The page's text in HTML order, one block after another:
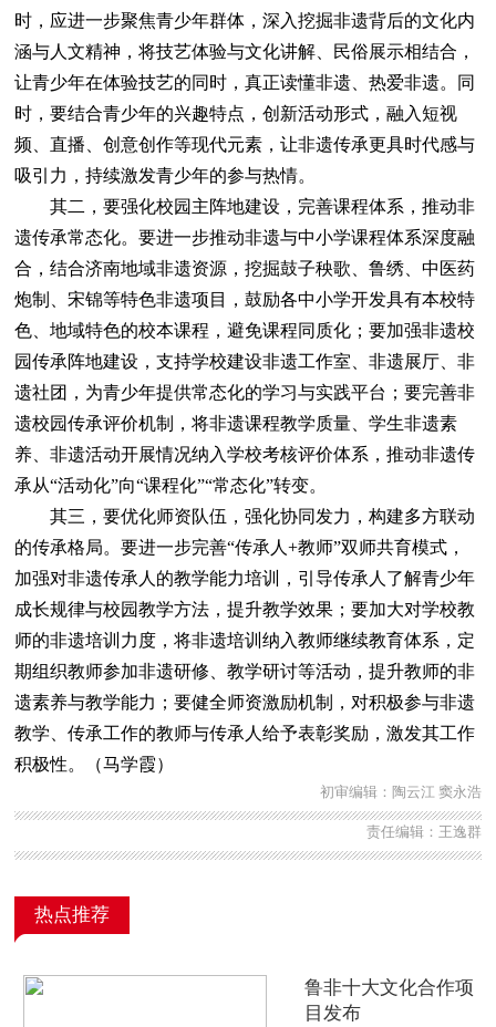
时，应进一步聚焦青少年群体，深入挖掘非遗背后的文化内
涵与人文精神，将技艺体验与文化讲解、民俗展示相结合，
让青少年在体验技艺的同时，真正读懂非遗、热爱非遗。同
时，要结合青少年的兴趣特点，创新活动形式，融入短视
频、直播、创意创作等现代元素，让非遗传承更具时代感与
吸引力，持续激发青少年的参与热情。
其二，要强化校园主阵地建设，完善课程体系，推动非
遗传承常态化。要进一步推动非遗与中小学课程体系深度融
合，结合济南地域非遗资源，挖掘鼓子秧歌、鲁绣、中医药
炮制、宋锦等特色非遗项目，鼓励各中小学开发具有本校特
色、地域特色的校本课程，避免课程同质化；要加强非遗校
园传承阵地建设，支持学校建设非遗工作室、非遗展厅、非
遗社团，为青少年提供常态化的学习与实践平台；要完善非
遗校园传承评价机制，将非遗课程教学质量、学生非遗素
养、非遗活动开展情况纳入学校考核评价体系，推动非遗传
承从“活动化”向“课程化”“常态化”转变。
其三，要优化师资队伍，强化协同发力，构建多方联动
的传承格局。要进一步完善“传承人+教师”双师共育模式，
加强对非遗传承人的教学能力培训，引导传承人了解青少年
成长规律与校园教学方法，提升教学效果；要加大对学校教
师的非遗培训力度，将非遗培训纳入教师继续教育体系，定
期组织教师参加非遗研修、教学研讨等活动，提升教师的非
遗素养与教学能力；要健全师资激励机制，对积极参与非遗
教学、传承工作的教师与传承人给予表彰奖励，激发其工作
积极性。（马学霞）
初审编辑：陶云江 窦永浩
责任编辑：王逸群
热点推荐
鲁非十大文化合作项
目发布